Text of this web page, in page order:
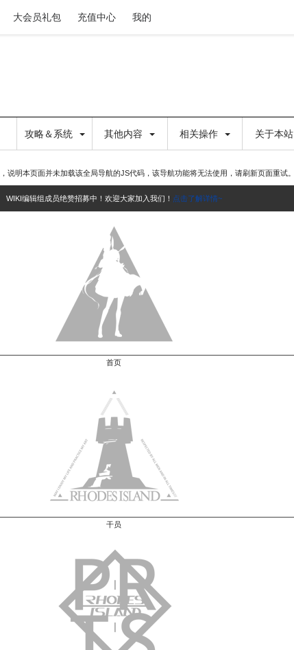
大会员礼包 充值中心 我的
攻略＆系统 其他内容 相关操作 关于本站
说明本页面并未加载该全局导航的JS代码，该导航功能将无法使用，请刷新页面重试。
WIKI编辑组成员绝赞招募中！欢迎大家加入我们！ 点击了解详情~
首页
干员